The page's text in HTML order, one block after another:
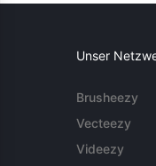
Unser
Brusheezy
Vecteezy
Videezy